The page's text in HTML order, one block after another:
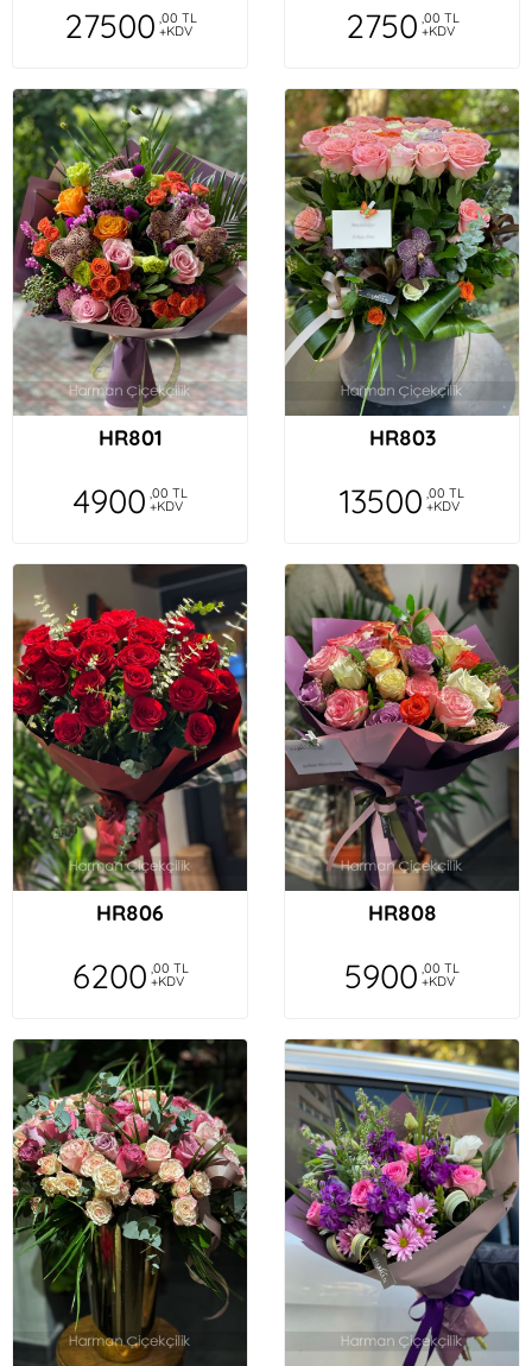
27500 ,00 TL
+KDV 2750 ,00 TL
+KDV
HR801
4900 ,00 TL
+KDV
HR803
13500 ,00 TL
+KDV
HR806
6200 ,00 TL
+KDV
HR808
5900 ,00 TL
+KDV